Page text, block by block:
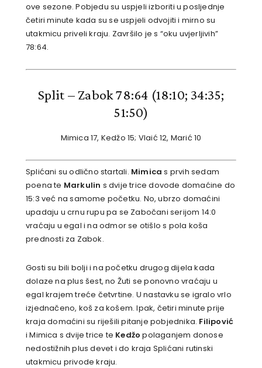
ove sezone. Pobjedu su uspjeli izboriti u posljednje
četiri minute kada su se uspjeli odvojiti i mirno su
utakmicu priveli kraju. Završilo je s “oku uvjerljivih”
78:64.
Split – Zabok 78:64 (18:10; 34:35;
51:50)
Mimica 17, Kedžo 15; Vlaić 12, Marić 10
Splićani su odlično startali. Mimica s prvih sedam
poena te Markulin s dvije trice dovode domaćine do
15:3 već na samome početku. No, ubrzo domaćini
upadaju u crnu rupu pa se Zabočani serijom 14:0
vraćaju u egal i na odmor se otišlo s pola koša
prednosti za Zabok.
Gosti su bili bolji i na početku drugog dijela kada
dolaze na plus šest, no Žuti se ponovno vraćaju u
egal krajem treće četvrtine. U nastavku se igralo vrlo
izjednačeno, koš za košem. Ipak, četiri minute prije
kraja domaćini su riješili pitanje pobjednika. Filipović
i Mimica s dvije trice te Kedžo polaganjem donose
nedostižnih plus devet i do kraja Splićani rutinski
utakmicu privode kraju.